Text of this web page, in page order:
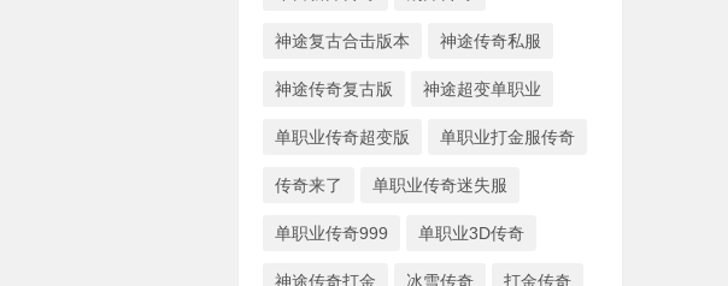
神途复古合击版本 神途传奇私服
神途传奇复古版 神途超变单职业
单职业传奇超变版 单职业打金服传奇
传奇来了 单职业传奇迷失服
单职业传奇999 单职业3D传奇
神途传奇打金 冰雪传奇 打金传奇